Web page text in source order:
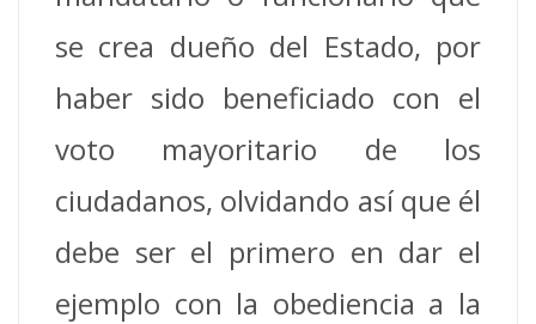
se crea dueño del Estado, por
haber sido beneficiado con el
voto mayoritario de los
ciudadanos, olvidando así que él
debe ser el primero en dar el
ejemplo con la obediencia a la